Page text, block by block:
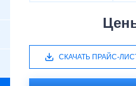
СКАЧАТЬ ПРАЙС-